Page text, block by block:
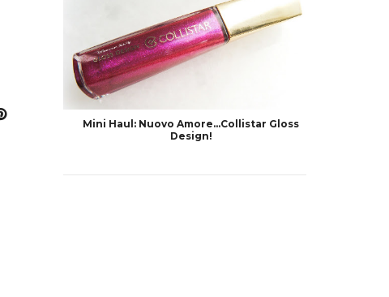
Mini Haul: Nuovo Amore...Collistar Gloss
Design!